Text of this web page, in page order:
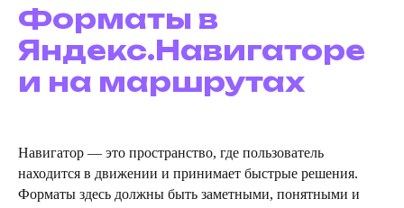
Форматы в
Яндекс.Навигаторе
и на маршрутах
Навигатор — это пространство, где пользователь
находится в движении и принимает быстрые решения.
Форматы здесь должны быть заметными, понятными и